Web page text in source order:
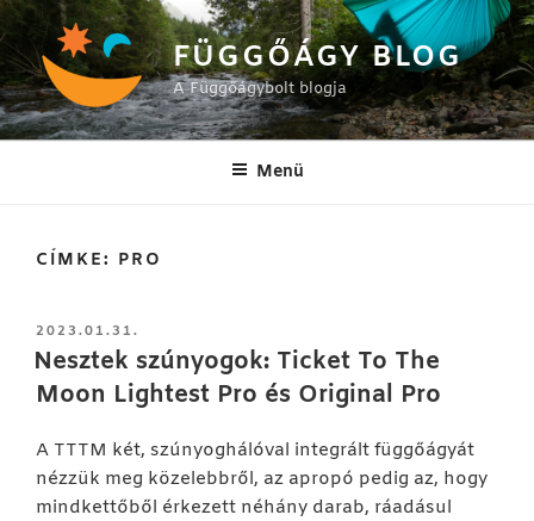
Tartalomhoz
FÜGGŐÁGY BLOG
A Függőágybolt blogja
Menü
CÍMKE: PRO
BEKÜLDVE:
2023.01.31.
Nesztek szúnyogok: Ticket To The
Moon Lightest Pro és Original Pro
A TTTM két, szúnyoghálóval integrált függőágyát
nézzük meg közelebbről, az apropó pedig az, hogy
mindkettőből érkezett néhány darab, ráadásul